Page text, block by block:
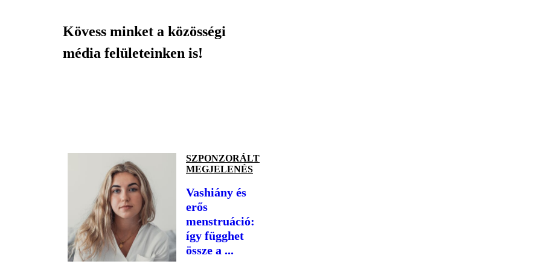
Kövess minket a közösségi
média felületeinken is!
SZPONZORÁLT
MEGJELENÉS
Vashiány és
erős
menstruáció:
így függhet
össze a ...